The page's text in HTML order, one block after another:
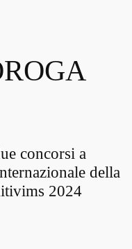
concorsi a
della
2024